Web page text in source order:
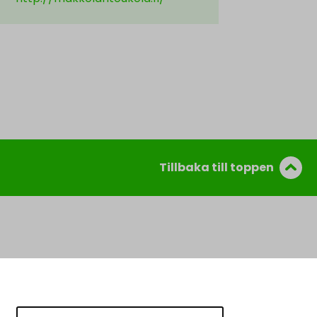
Tillbaka till toppen